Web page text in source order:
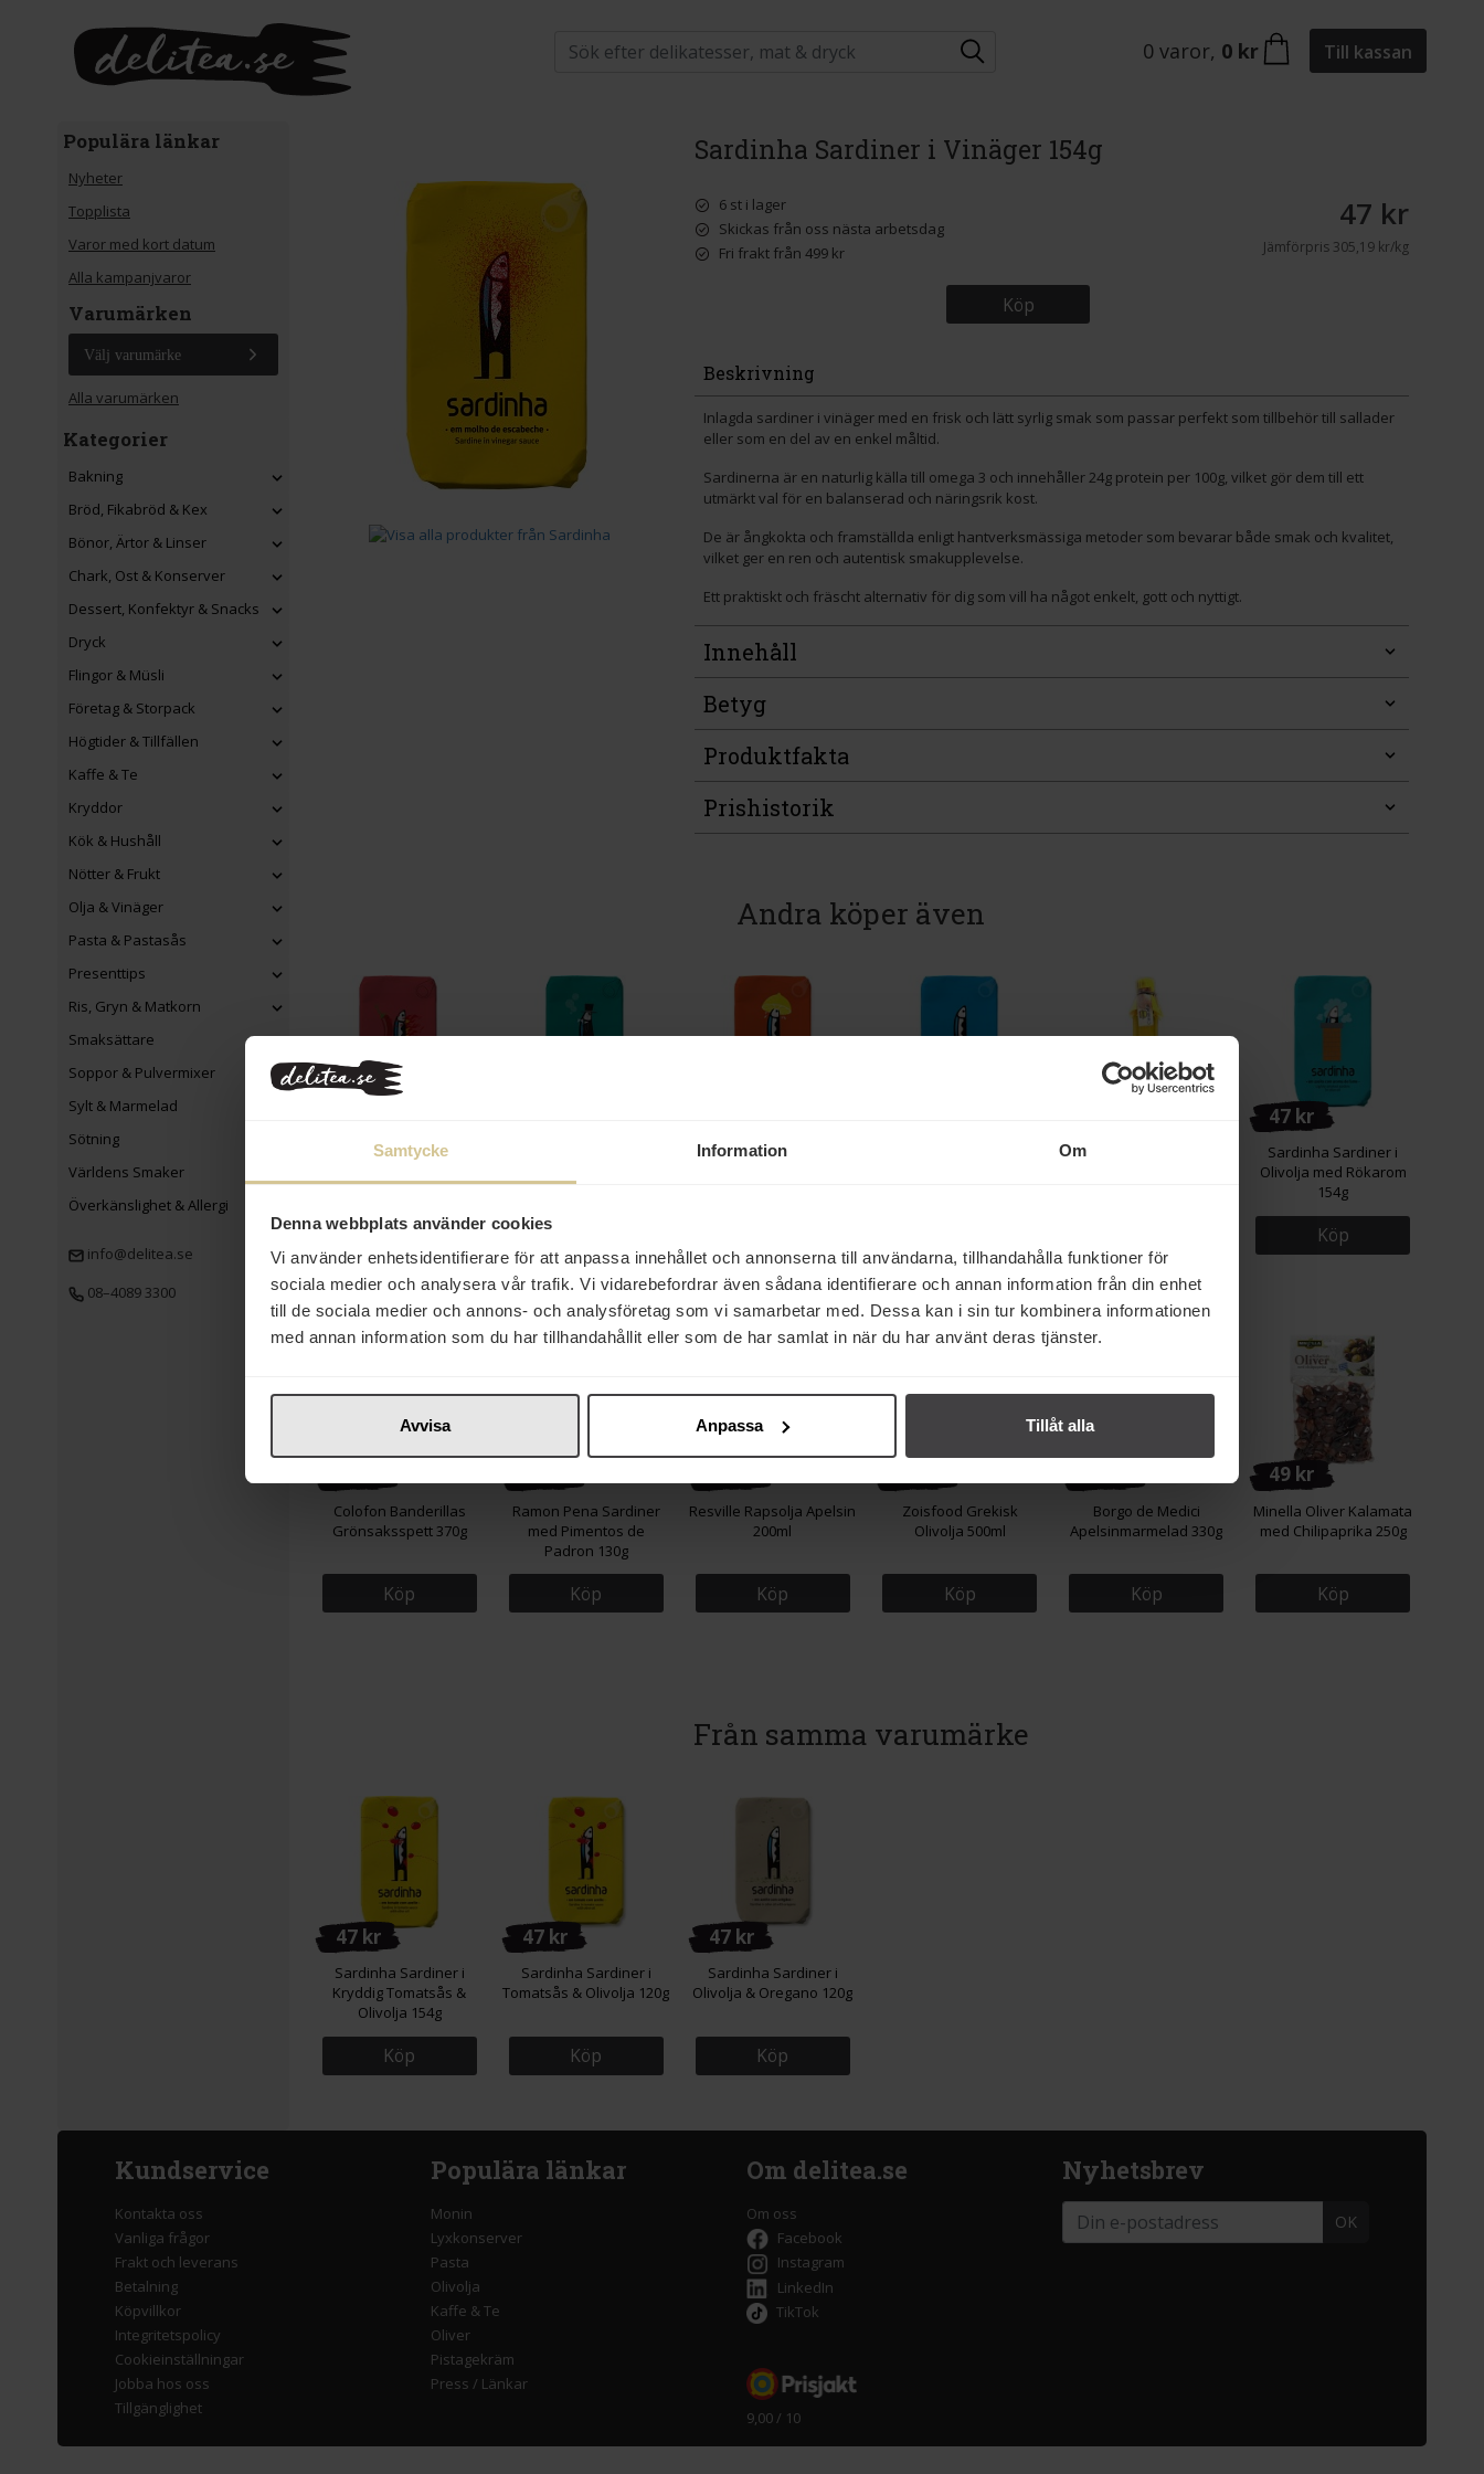
Samtycke Information Om
Denna webbplats använder cookies
Vi använder enhetsidentifierare för att anpassa innehållet och annonserna till användarna, tillhandahålla funktioner för
sociala medier och analysera vår trafik. Vi vidarebefordrar även sådana identifierare och annan information från din enhet
till de sociala medier och annons- och analysföretag som vi samarbetar med. Dessa kan i sin tur kombinera informationen
med annan information som du har tillhandahållit eller som de har samlat in när du har använt deras tjänster.
Avvisa Anpassa Tillåt alla
0 varor, 0 kr Till kassan
Populära länkar
Nyheter
Topplista
Varor med kort datum
Alla kampanjvaror
Varumärken
Välj varumärke
Alla varumärken
Kategorier
Bakning
Bröd, Fikabröd & Kex
Bönor, Ärtor & Linser
Chark, Ost & Konserver
Dessert, Konfektyr & Snacks
Dryck
Flingor & Müsli
Företag & Storpack
Högtider & Tillfällen
Kaffe & Te
Kryddor
Kök & Hushåll
Nötter & Frukt
Olja & Vinäger
Pasta & Pastasås
Presenttips
Ris, Gryn & Matkorn
Smaksättare
Soppor & Pulvermixer
Sylt & Marmelad
Sötning
Världens Smaker
Överkänslighet & Allergi
info@delitea.se
08–4089 3300
Sardinha Sardiner i Vinäger 154g
6 st i lager
Skickas från oss nästa arbetsdag
Fri frakt från 499 kr
47 kr
Jämförpris305,19 kr/kg
Köp
Beskrivning
Inlagda sardiner i vinäger med en frisk och lätt syrlig smak som passar perfekt som tillbehör till sallader
eller som en del av en enkel måltid.
Sardinerna är en naturlig källa till omega 3 och innehåller 24g protein per 100g, vilket gör dem till ett
utmärkt val för en balanserad och näringsrik kost.
De är ångkokta och framställda enligt hantverksmässiga metoder som bevarar både smak och kvalitet,
vilket ger en ren och autentisk smakupplevelse.
Ett praktiskt och fräscht alternativ för dig som vill ha något enkelt, gott och nyttigt.
Innehåll
Betyg
Produktfakta
Prishistorik
Andra köper även
Sardinha Sardiner i
Köp
Sardinha Sardiner i
Stockuts Citronolja 250ml
47 kr
Sardinha Sardiner i
Olivolja med Rökarom
154g
Köp
Colofon Banderillas
Grönsaksspett 370g
Köp
Ramon Pena Sardiner
med Pimentos de
Padron 130g
Köp
Eko
Resville Rapsolja Apelsin
200ml
Köp
Zoisfood Grekisk
Olivolja 500ml
Köp
Borgo de Medici
Apelsinmarmelad 330g
Köp
49 kr
Minella Oliver Kalamata
med Chilipaprika 250g
Köp
Från samma varumärke
47 kr
Sardinha Sardiner i
Kryddig Tomatsås &
Olivolja 154g
Köp
47 kr
Sardinha Sardiner i
Tomatsås & Olivolja 120g
Köp
47 kr
Sardinha Sardiner i
Olivolja & Oregano 120g
Köp
Kundservice
Kontakta oss
Vanliga frågor
Frakt och leverans
Betalning
Köpvillkor
Integritetspolicy
Cookieinställningar
Jobba hos oss
Tillgänglighet
Populära länkar
Monin
Lyxkonserver
Pasta
Olivolja
Kaffe & Te
Oliver
Pistagekräm
Press / Länkar
Om delitea.se
Om oss
Facebook
Instagram
LinkedIn
TikTok
9,00 / 10
Nyhetsbrev
OK